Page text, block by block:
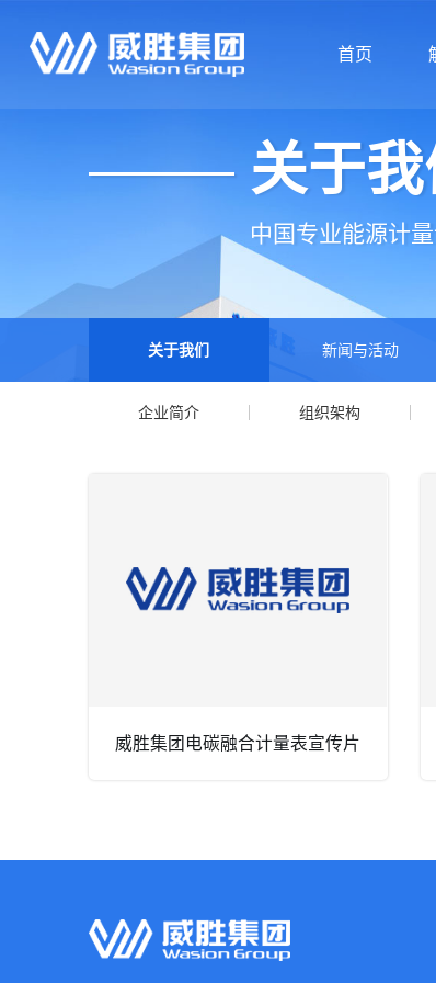
首页
首页
关于我
中国专业能源计
关于我们 新闻与活动
企业简介 组织架构
威胜集团电碳融合计量表宣传片